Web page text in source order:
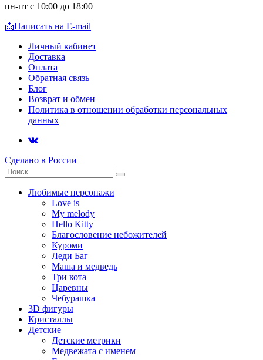
пн-пт с 10:00 до 18:00
📩Написать на E-mail
Личный кабинет
Доставка
Оплата
Обратная связь
Блог
Возврат и обмен
Политика в отношении обработки персональных
данных
Сделано в России
Любимые персонажи
Love is
My melody
Hello Kitty
Благословение небожителей
Куроми
Леди Баг
Маша и медведь
Три кота
Царевны
Чебурашка
3D фигуры
Кристаллы
Детские
Детские метрики
Медвежата с именем